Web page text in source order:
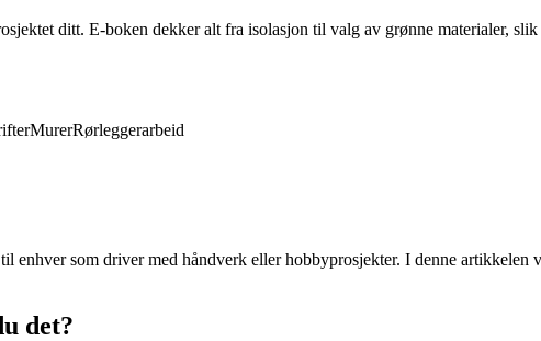
ditt. E-boken dekker alt fra isolasjon til valg av grønne materialer,
MurerRørleggerarbeid
enhver som driver med håndverk eller hobbyprosjekter. I denne
det?